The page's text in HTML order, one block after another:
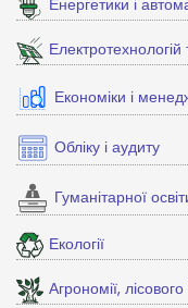
Економіки і
Обліку і аудиту
Гуманітарної
Екології
Агрономії,